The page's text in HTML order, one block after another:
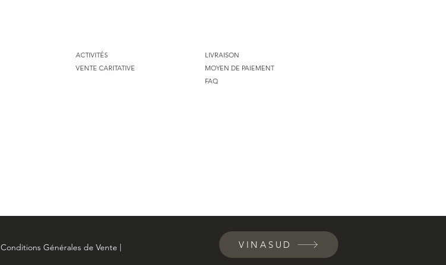
ACTIVITÉS
VENTE CARITATIVE
LIVRAISON
MOYEN DE PAIEMENT
FAQ
Conditions Générales de Vente | VINASUD